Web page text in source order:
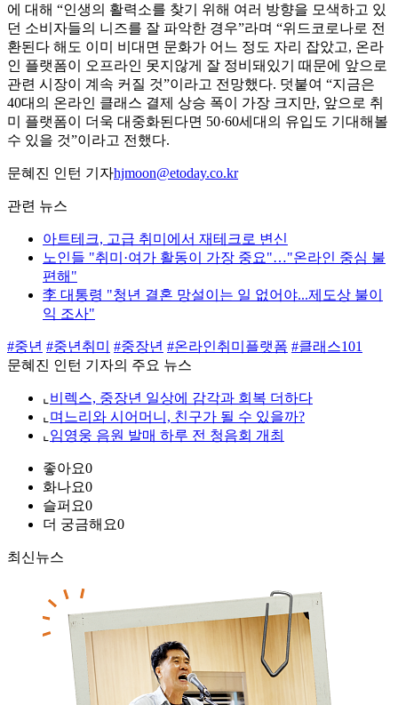
에 대해 “인생의 활력소를 찾기 위해 여러 방향을 모색하고 있
던 소비자들의 니즈를 잘 파악한 경우”라며 “위드코로나로 전
환된다 해도 이미 비대면 문화가 어느 정도 자리 잡았고, 온라
인 플랫폼이 오프라인 못지않게 잘 정비돼있기 때문에 앞으로
관련 시장이 계속 커질 것”이라고 전망했다. 덧붙여 “지금은
40대의 온라인 클래스 결제 상승 폭이 가장 크지만, 앞으로 취
미 플랫폼이 더욱 대중화된다면 50·60세대의 유입도 기대해볼
수 있을 것”이라고 전했다.
문혜진 인턴 기자hjmoon@etoday.co.kr
관련 뉴스
아트테크, 고급 취미에서 재테크로 변신
노인들 "취미·여가 활동이 가장 중요"…"온라인 중심 불
편해"
李 대통령 "청년 결혼 망설이는 일 없어야...제도상 불이
익 조사"
#중년 #중년취미 #중장년 #온라인취미플랫폼 #클래스101
문혜진 인턴 기자의 주요 뉴스
⌞ 비렉스, 중장년 일상에 감각과 회복 더하다
⌞ 며느리와 시어머니, 친구가 될 수 있을까?
⌞ 임영웅 음원 발매 하루 전 청음회 개최
좋아요0
화나요0
슬퍼요0
더 궁금해요0
최신뉴스